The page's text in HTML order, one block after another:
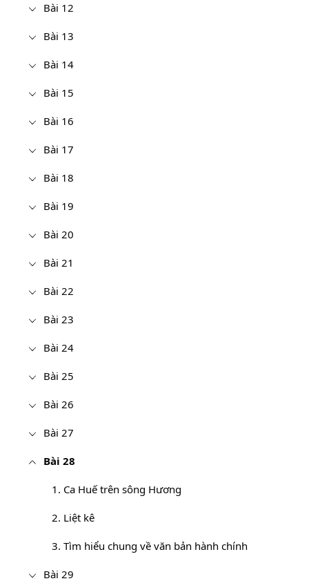
Bài 12
Bài 13
Bài 14
Bài 15
Bài 16
Bài 17
Bài 18
Bài 19
Bài 20
Bài 21
Bài 22
Bài 23
Bài 24
Bài 25
Bài 26
Bài 27
Bài 28
1. Ca Huế trên sông Hương
2. Liệt kê
3. Tìm hiểu chung về văn bản hành chính
Bài 29